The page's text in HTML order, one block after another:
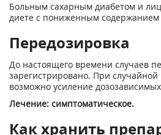
Больным сахарным диабетом и
диете с пониженным содержанием
Передозировка
До настоящего времени случаев
зарегистрировано. При случайной
возможно усиление
Лечение: симптоматическое.
Как хранить